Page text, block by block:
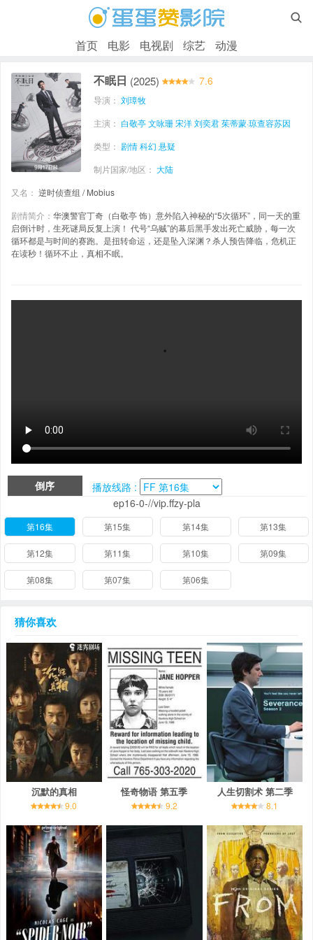

首页 电影 电视剧 综艺 动漫
不眠日 (2025) 7.6
导演： 刘璋牧
主演： 白敬亭文咏珊宋洋刘奕君茱蒂蒙·琼查容苏因
类型： 剧情科幻 悬疑
制片国家/地区： 大陆
又名： 逆时侦查组 / Mobius
剧情简介： 华澳警官丁奇（白敬亭 饰）意外陷入神秘的“5次循环”，同一天的重
启倒计时，生死谜局反复上演！ 代号“乌贼”的幕后黑手发出死亡威胁，每一次
循环都是与时间的赛跑。是扭转命运，还是坠入深渊？杀人预告降临，危机正
在读秒！循环不止，真相不眠。
倒序
播放线路 :
ep16-0-//vip.ffzy-pla
第16集 第15集 第14集 第13集
第12集 第11集 第10集 第09集
第08集 第07集 第06集
猜你喜欢
沉默的真相
9.0
怪奇物语 第五季
9.2
人生切割术 第二季
8.1